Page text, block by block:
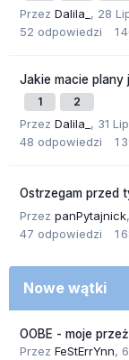
Przez Dalila_ , 28
52 odpowiedzi 1
Jakie macie plany
1 2
Przez Dalila_ , 31
48 odpowiedzi 1
Ostrzegam przed
Przez panPytajnick,
47 odpowiedzi 1
Nowe wątki
OOBE - moje
Przez FeStErrYnn,